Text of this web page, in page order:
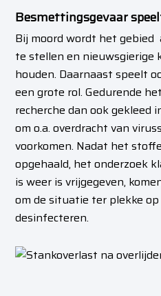
Besmettingsgevaar
Bij moord wordt het gebied
te stellen en nieuwsgierige
houden. Daarnaast speelt
een grote rol. Gedurende
recherche dan ook
om o.a. overdracht van
voorkomen. Nadat het
opgehaald, het onderzoek
is weer is vrijgegeven,
om de situatie ter plekke
desinfecteren.